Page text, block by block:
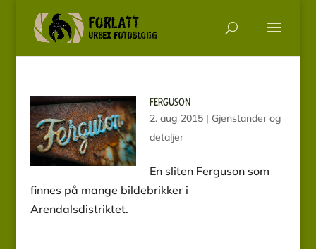
FERGUSON
2. aug 2015| Gjenstander og
detaljer
En sliten Ferguson som
finnes på mange bildebrikker i
Arendalsdistriktet.